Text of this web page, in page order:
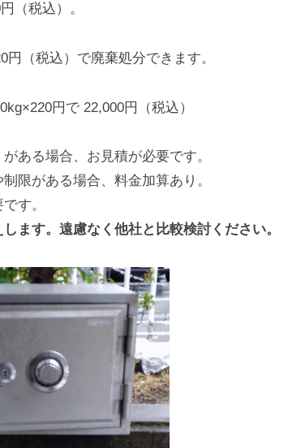
（税込）。
（税込）で廃棄処分できます。
円で 22,000円（税込）
ある場合、お見積が必要です。
限がある場合、料金加算あり。
す。
ます。遠慮なく他社と比較検討ください。